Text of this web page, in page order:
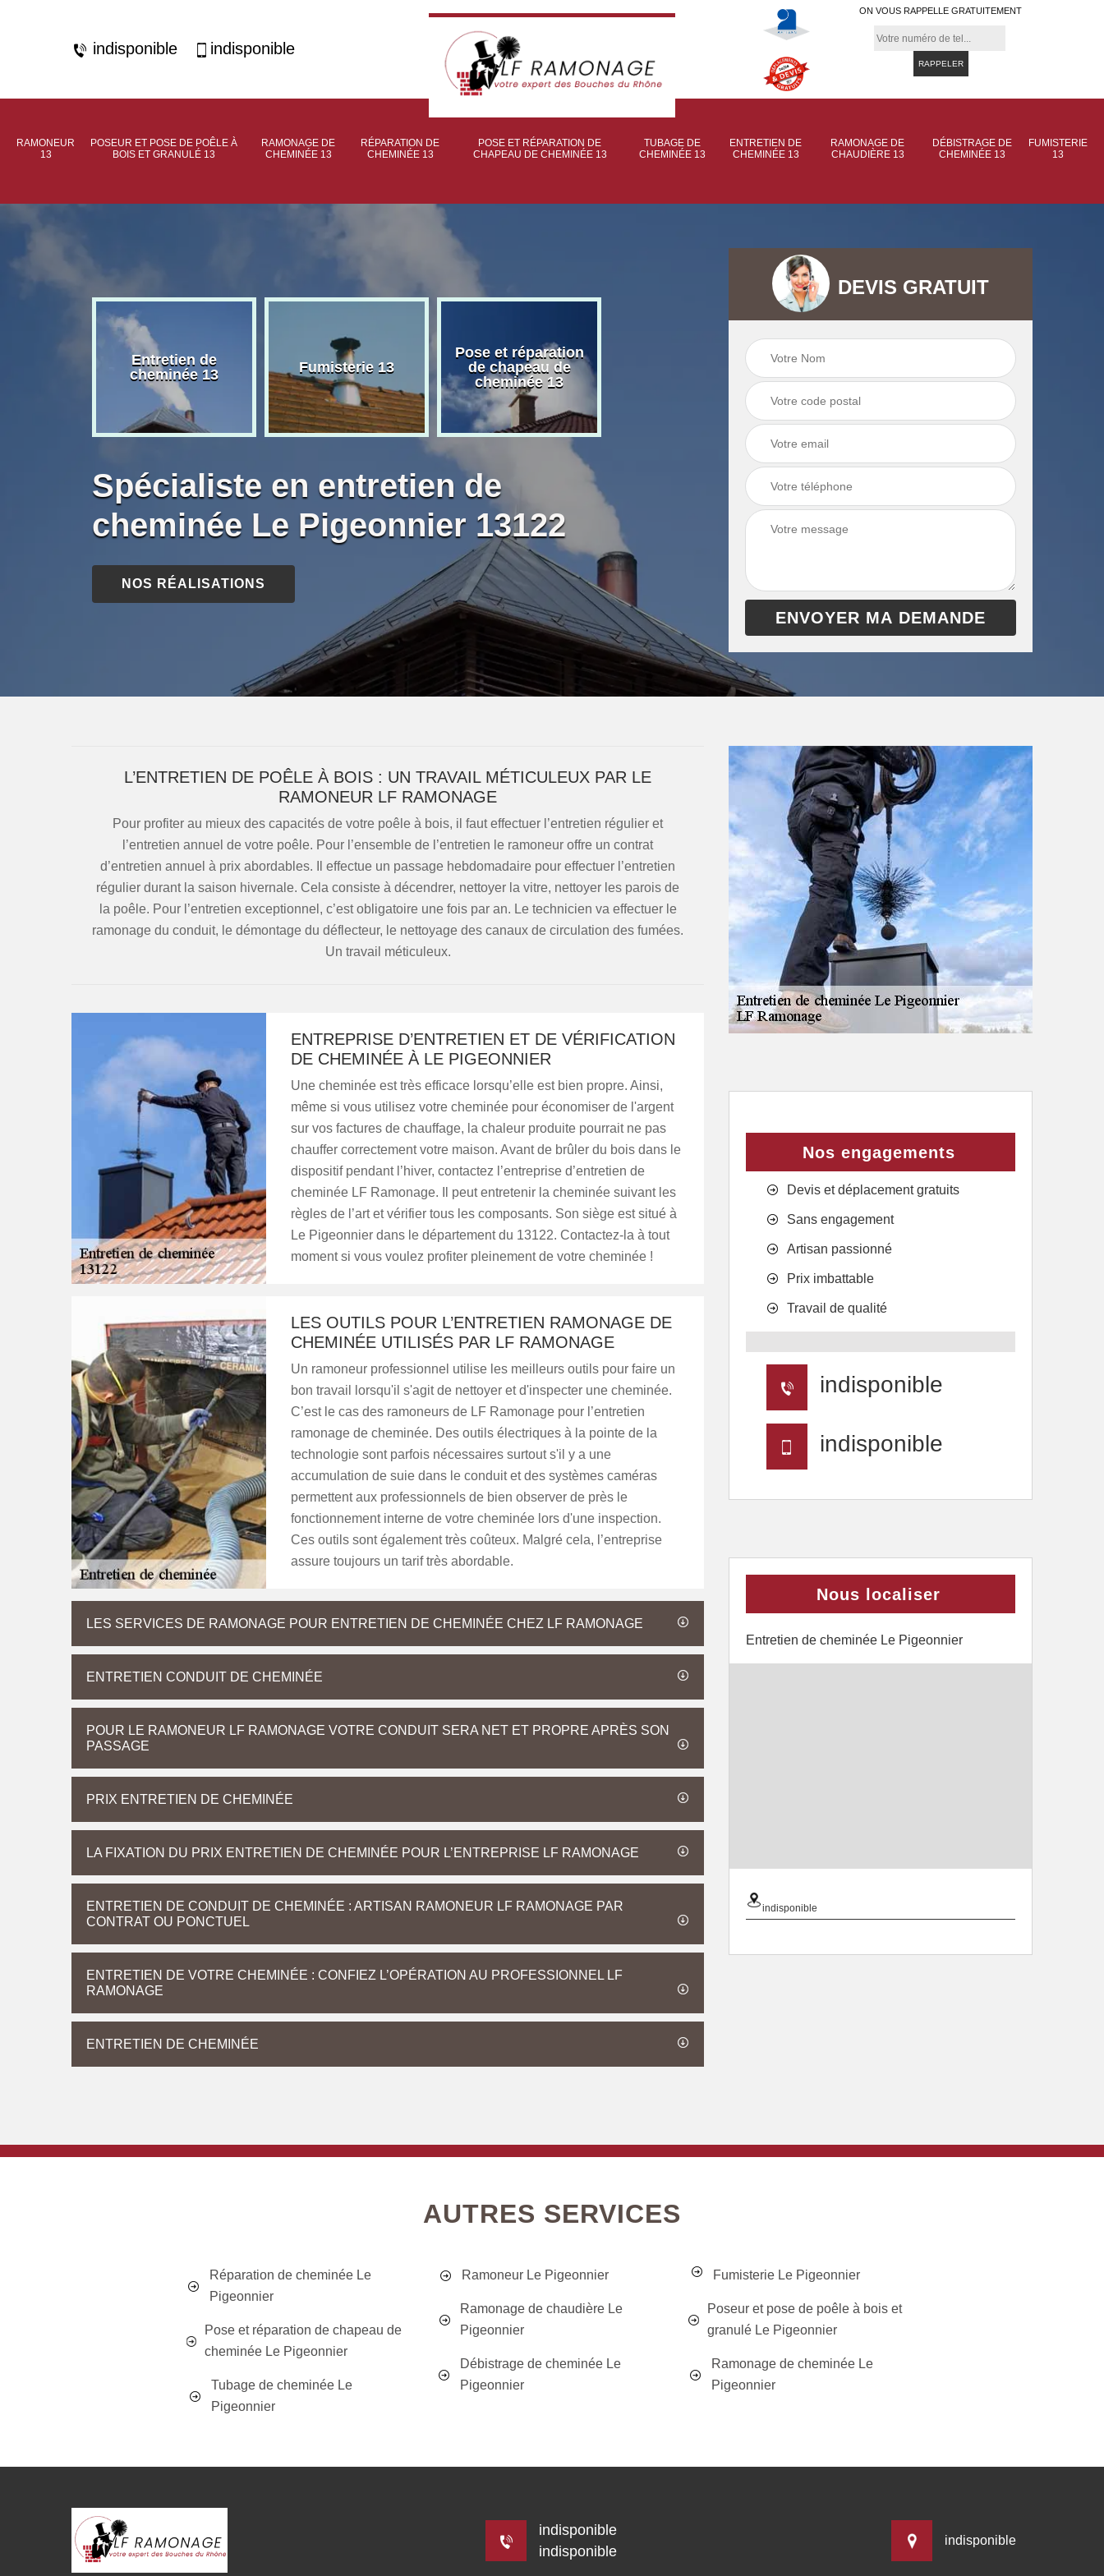
indisponible indisponible
ON VOUS RAPPELLE GRATUITEMENT
RAMONEUR
13
POSEUR ET POSE DE POÊLE À
BOIS ET GRANULÉ 13
RAMONAGE DE
CHEMINÉE 13
RÉPARATION DE
CHEMINÉE 13
POSE ET RÉPARATION DE
CHAPEAU DE CHEMINÉE 13
TUBAGE DE
CHEMINÉE 13
ENTRETIEN DE
CHEMINÉE 13
RAMONAGE DE
CHAUDIÈRE 13
DÉBISTRAGE DE
CHEMINÉE 13
FUMISTERIE
13
Entretien de
cheminée 13
Fumisterie 13
Pose et réparation
de chapeau de
cheminée 13
Poseur et pose de
Ramonage de
chaudière 13
Ramonage de
cheminée 13
Spécialiste en entretien de
cheminée Le Pigeonnier 13122
NOS RÉALISATIONS
DEVIS GRATUIT
L’ENTRETIEN DE POÊLE À BOIS : UN TRAVAIL MÉTICULEUX PAR LE
RAMONEUR LF RAMONAGE
Pour profiter au mieux des capacités de votre poêle à bois, il faut effectuer l’entretien régulier et
l’entretien annuel de votre poêle. Pour l’ensemble de l’entretien le ramoneur offre un contrat
d’entretien annuel à prix abordables. Il effectue un passage hebdomadaire pour effectuer l’entretien
régulier durant la saison hivernale. Cela consiste à décendrer, nettoyer la vitre, nettoyer les parois de
la poêle. Pour l’entretien exceptionnel, c’est obligatoire une fois par an. Le technicien va effectuer le
ramonage du conduit, le démontage du déflecteur, le nettoyage des canaux de circulation des fumées.
Un travail méticuleux.
ENTREPRISE D’ENTRETIEN ET DE VÉRIFICATION
DE CHEMINÉE À LE PIGEONNIER
Une cheminée est très efficace lorsqu’elle est bien propre. Ainsi,
même si vous utilisez votre cheminée pour économiser de l'argent
sur vos factures de chauffage, la chaleur produite pourrait ne pas
chauffer correctement votre maison. Avant de brûler du bois dans le
dispositif pendant l’hiver, contactez l’entreprise d’entretien de
cheminée LF Ramonage. Il peut entretenir la cheminée suivant les
règles de l’art et vérifier tous les composants. Son siège est situé à
Le Pigeonnier dans le département du 13122. Contactez-la à tout
moment si vous voulez profiter pleinement de votre cheminée !
LES OUTILS POUR L’ENTRETIEN RAMONAGE DE
CHEMINÉE UTILISÉS PAR LF RAMONAGE
Un ramoneur professionnel utilise les meilleurs outils pour faire un
bon travail lorsqu'il s'agit de nettoyer et d'inspecter une cheminée.
C’est le cas des ramoneurs de LF Ramonage pour l’entretien
ramonage de cheminée. Des outils électriques à la pointe de la
technologie sont parfois nécessaires surtout s'il y a une
accumulation de suie dans le conduit et des systèmes caméras
permettent aux professionnels de bien observer de près le
fonctionnement interne de votre cheminée lors d'une inspection.
Ces outils sont également très coûteux. Malgré cela, l’entreprise
assure toujours un tarif très abordable.
LES SERVICES DE RAMONAGE POUR ENTRETIEN DE CHEMINÉE CHEZ LF RAMONAGE
ENTRETIEN CONDUIT DE CHEMINÉE
POUR LE RAMONEUR LF RAMONAGE VOTRE CONDUIT SERA NET ET PROPRE APRÈS SON
PASSAGE
PRIX ENTRETIEN DE CHEMINÉE
LA FIXATION DU PRIX ENTRETIEN DE CHEMINÉE POUR L’ENTREPRISE LF RAMONAGE
ENTRETIEN DE CONDUIT DE CHEMINÉE : ARTISAN RAMONEUR LF RAMONAGE PAR
CONTRAT OU PONCTUEL
ENTRETIEN DE VOTRE CHEMINÉE : CONFIEZ L’OPÉRATION AU PROFESSIONNEL LF
RAMONAGE
ENTRETIEN DE CHEMINÉE
Nos engagements
Devis et déplacement gratuits
Sans engagement
Artisan passionné
Prix imbattable
Travail de qualité
indisponible
indisponible
Nous localiser
Entretien de cheminée Le Pigeonnier
indisponible
AUTRES SERVICES
Réparation de cheminée Le
Pigeonnier
Pose et réparation de chapeau de
cheminée Le Pigeonnier
Tubage de cheminée Le
Pigeonnier
Ramoneur Le Pigeonnier
Ramonage de chaudière Le
Pigeonnier
Débistrage de cheminée Le
Pigeonnier
Fumisterie Le Pigeonnier
Poseur et pose de poêle à bois et
granulé Le Pigeonnier
Ramonage de cheminée Le
Pigeonnier
indisponible
indisponible
indisponible